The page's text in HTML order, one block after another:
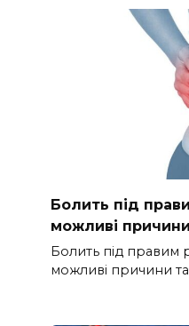
Болить під
можливі
Болить під правим
можливі причини та